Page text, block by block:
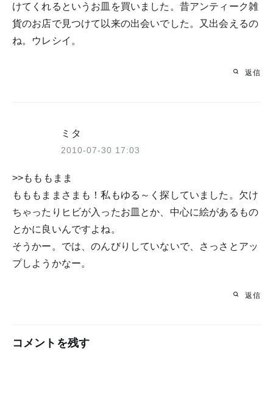
けてくれるというお皿を買いました。昔アンティーク雑
貨のお店で見つけて以来の出会いでした。又出会えるの
ね。ウレシイ。
返信
ミタ
2010-07-30 17:03
>>もももまま
もももままさまも！私もゆる～く探していました。欠け
ちゃったりヒビが入ったお皿とか、中心に絵があるもの
とかに良いんですよね。
そうかー。では、のんびりしていないで、さっさとアッ
プしようかなー。
返信
コメントを残す